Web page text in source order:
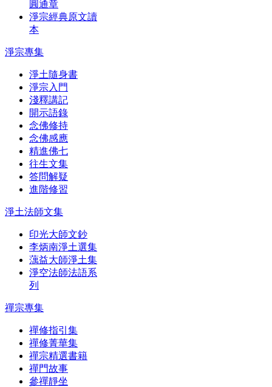
圓通章
淨宗經典原文讀
本
淨宗專集
淨土隨身書
淨宗入門
淺釋講記
開示語錄
念佛修持
念佛感應
精進佛七
往生文集
答問解疑
進階修習
淨土法師文集
印光大師文鈔
李炳南淨土選集
蕅益大師淨土集
淨空法師法語系
列
禪宗專集
禪修指引集
禪修菁華集
禪宗精選書籍
禪門故事
參禪靜坐